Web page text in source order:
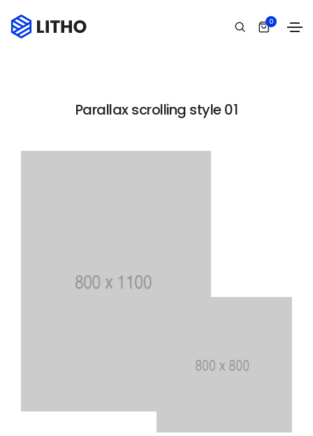
0
Parallax scrolling style 01